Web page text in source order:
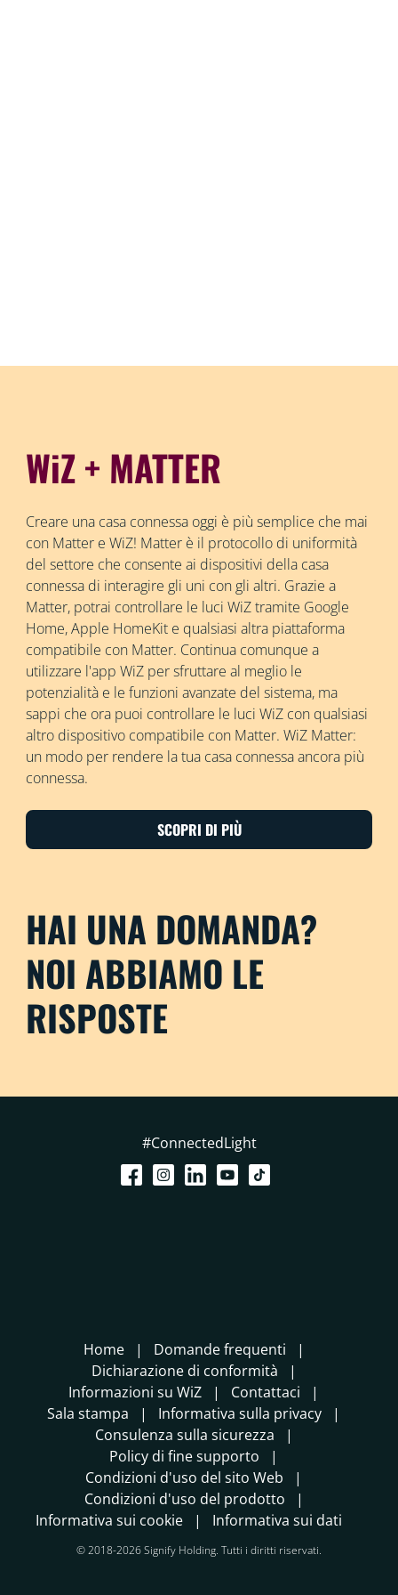
WiZ + MATTER
Creare una casa connessa oggi è più semplice che mai
con Matter e WiZ! Matter è il protocollo di uniformità
del settore che consente ai dispositivi della casa
connessa di interagire gli uni con gli altri. Grazie a
Matter, potrai controllare le luci WiZ tramite Google
Home, Apple HomeKit e qualsiasi altra piattaforma
compatibile con Matter. Continua comunque a
utilizzare l'app WiZ per sfruttare al meglio le
potenzialità e le funzioni avanzate del sistema, ma
sappi che ora puoi controllare le luci WiZ con qualsiasi
altro dispositivo compatibile con Matter. WiZ Matter:
un modo per rendere la tua casa connessa ancora più
connessa.
SCOPRI DI PIÙ
HAI UNA DOMANDA?
NOI ABBIAMO LE
RISPOSTE
#ConnectedLight
Home
Domande frequenti
Dichiarazione di conformità
Informazioni su WiZ
Contattaci
Sala stampa
Informativa sulla privacy
Consulenza sulla sicurezza
Policy di fine supporto
Condizioni d'uso del sito Web
Condizioni d'uso del prodotto
Informativa sui cookie
Informativa sui dati
© 2018-2026 Signify Holding. Tutti i diritti riservati.